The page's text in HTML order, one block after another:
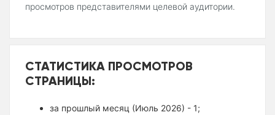
просмотров представителями целевой аудитории.
СТАТИСТИКА ПРОСМОТРОВ
СТРАНИЦЫ:
за прошлый месяц (Июль 2026) - 1;